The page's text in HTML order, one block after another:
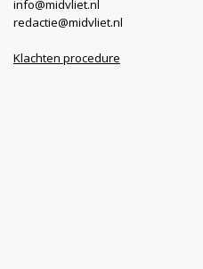
info@midvliet.nl
redactie@midvliet.nl
Klachten procedure